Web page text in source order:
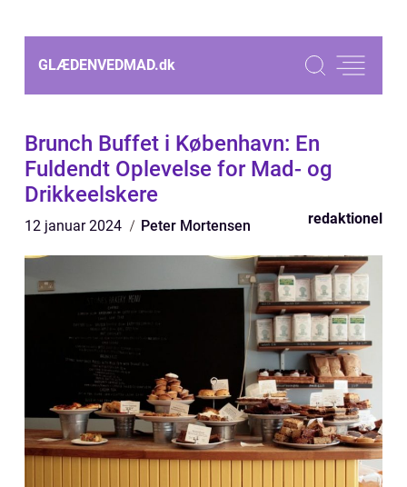
GLÆDENVEDMAD.dk
Brunch Buffet i København: En
Fuldendt Oplevelse for Mad- og
Drikkeelskere
12 januar 2024 Peter Mortensen redaktionel